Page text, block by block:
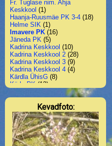
Fr. Tuglase nim. Ahja
Keskkool (1)
Haanja-Ruusmäe PK 3-4 (18)
Helme SIK (1)
Imavere PK (16)
Jäneda PK (5)
Kadrina Keskkool (10)
Kadrina Keskkool 2 (28)
Kadrina Keskkool 3 (9)
Kadrina Keskkool 4 (4)
Kärdla ÜhisG (8)
Kärla PK (12)
Kilingi-Nõmme G(3)
Koeru Keskkool(11)
Kohtla-Järve Järve G 3b(9)
Kohtla-Järve Järve G 1(4)
Kohtla-Järve Järve G 2(21)
Kohtla-Järve Järve G 6(4)
Kohtla-Järve ÜhisG(11)
Kevadfoto: